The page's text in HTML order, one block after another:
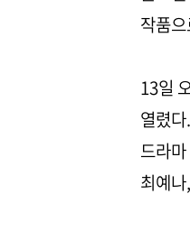
작품
13일
열렸
드라
최예